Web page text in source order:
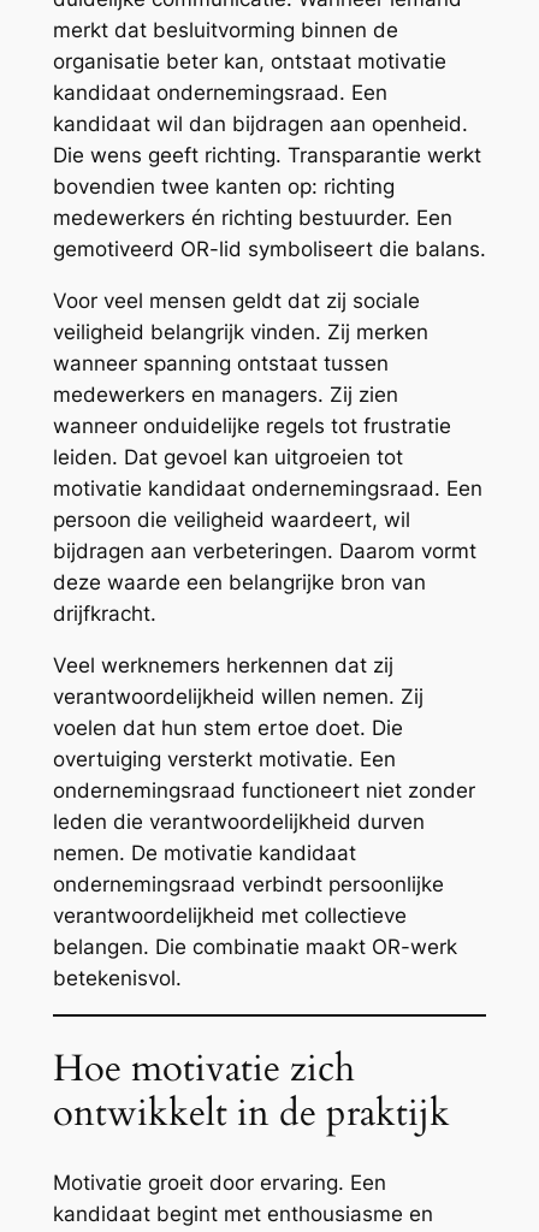
merkt dat besluitvorming binnen de
organisatie beter kan, ontstaat motivatie
kandidaat ondernemingsraad. Een
kandidaat wil dan bijdragen aan openheid.
Die wens geeft richting. Transparantie werkt
bovendien twee kanten op: richting
medewerkers én richting bestuurder. Een
gemotiveerd OR-lid symboliseert die balans.
Voor veel mensen geldt dat zij sociale
veiligheid belangrijk vinden. Zij merken
wanneer spanning ontstaat tussen
medewerkers en managers. Zij zien
wanneer onduidelijke regels tot frustratie
leiden. Dat gevoel kan uitgroeien tot
motivatie kandidaat ondernemingsraad. Een
persoon die veiligheid waardeert, wil
bijdragen aan verbeteringen. Daarom vormt
deze waarde een belangrijke bron van
drijfkracht.
Veel werknemers herkennen dat zij
verantwoordelijkheid willen nemen. Zij
voelen dat hun stem ertoe doet. Die
overtuiging versterkt motivatie. Een
ondernemingsraad functioneert niet zonder
leden die verantwoordelijkheid durven
nemen. De motivatie kandidaat
ondernemingsraad verbindt persoonlijke
verantwoordelijkheid met collectieve
belangen. Die combinatie maakt OR-werk
betekenisvol.
Hoe motivatie zich
ontwikkelt in de praktijk
Motivatie groeit door ervaring. Een
kandidaat begint met enthousiasme en